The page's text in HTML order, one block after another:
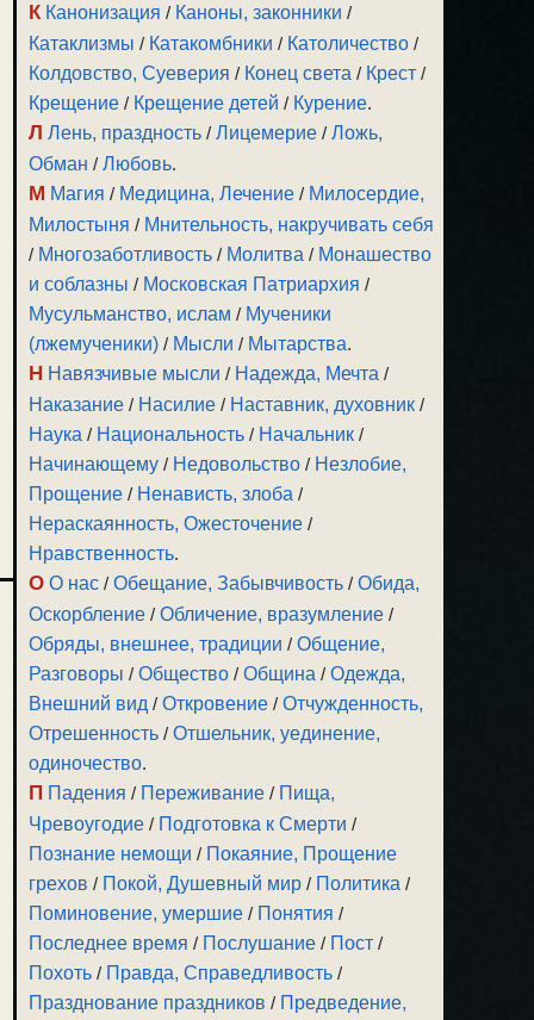
К Канонизация / Каноны, законники /
Катаклизмы / Катакомбники / Католичество /
Колдовство, Суеверия / Конец света / Крест /
Крещение / Крещение детей / Курение.
Л Лень, праздность /Лицемерие /Ложь,
Обман /Любовь.
М Магия / Медицина, Лечение / Милосердие,
Милостыня / Мнительность, накручивать себя
/ Многозаботливость / Молитва / Монашество
и соблазны / Московская Патриархия /
Мусульманство, ислам / Мученики
(лжемученики) / Мысли / Мытарства.
Н Навязчивые мысли / Надежда, Мечта /
Наказание / Насилие / Наставник, духовник /
Наука / Национальность / Начальник /
Начинающему / Недовольство / Незлобие,
Прощение / Ненависть, злоба /
Нераскаянность, Ожесточение /
Нравственность.
О О нас /Обещание, Забывчивость /Обида,
Оскорбление /Обличение, вразумление /
Обряды, внешнее, традиции /Общение,
Разговоры /Общество /Община /Одежда,
Внешний вид /Откровение /Отчужденность,
Отрешенность /Отшельник, уединение,
одиночество.
П Падения / Переживание / Пища,
Чревоугодие / Подготовка к Смерти /
Познание немощи / Покаяние, Прощение
грехов / Покой, Душевный мир / Политика /
Поминовение, умершие / Понятия /
Последнее время / Послушание / Пост /
Похоть / Правда, Справедливость /
Празднование праздников / Предведение,